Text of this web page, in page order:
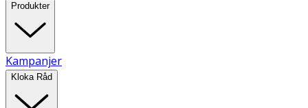
Produkter
Kampanjer
Kloka Råd